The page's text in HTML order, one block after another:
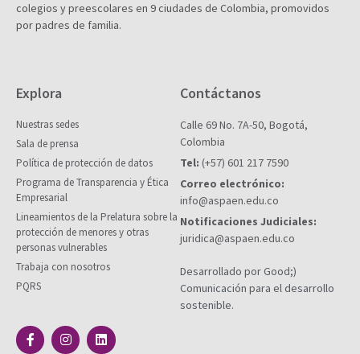
colegios y preescolares en 9 ciudades de Colombia, promovidos
por padres de familia.
Explora
Nuestras sedes
Sala de prensa
Política de protección de datos
Programa de Transparencia y Ética
Empresarial
Lineamientos de la Prelatura sobre la
protección de menores y otras
personas vulnerables
Trabaja con nosotros
PQRS
Contáctanos
Calle 69 No. 7A-50, Bogotá,
Colombia
Tel: (+57) 601 217 7590
Correo electrónico:
info@aspaen.edu.co
Notificaciones Judiciales:
juridica@aspaen.edu.co
Desarrollado por Good;)
Comunicación para el desarrollo
sostenible.